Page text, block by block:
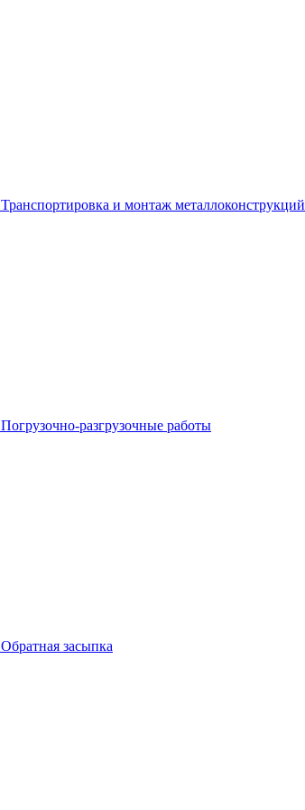
Транспортировка и монтаж металлоконструкций
Погрузочно-разгрузочные работы
Обратная засыпка